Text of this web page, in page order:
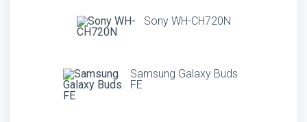
Sony WH-CH720N
Samsung Galaxy Buds
FE